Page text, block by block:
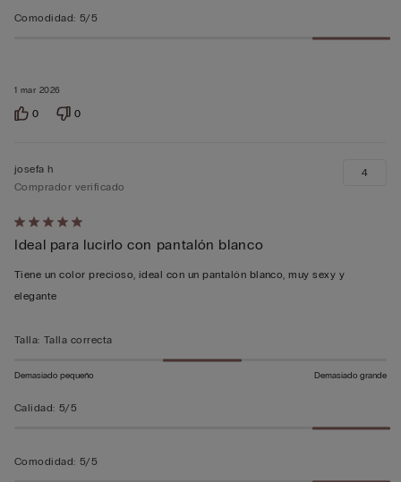
1 mar 2026
Comodidad: 5/5
0 0
Calificación
de
5
sobre
josefa h
Comprador verificado
Ideal para lucirlo con pantalón blanco
Tiene un color precioso, ideal con un pantalón blanco, muy sexy y
elegante
4
Talla: Talla correcta
Demasiado pequeño Demasiado grande
Calidad: 5/5
Comodidad: 5/5